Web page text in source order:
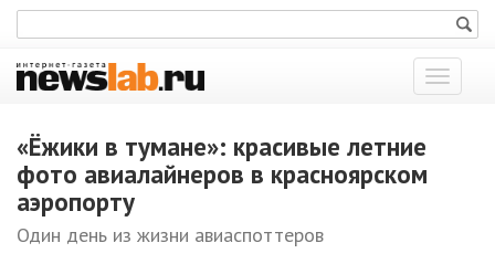
Показать
меню
«Ёжики в тумане»: красивые летние
фото авиалайнеров в красноярском
аэропорту
Один день из жизни авиаспоттеров